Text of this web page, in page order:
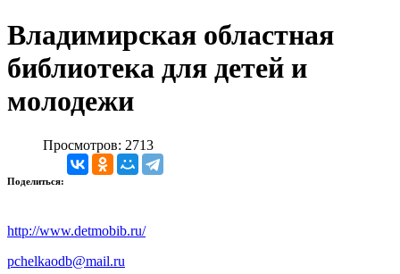
Владимирская областная
библиотека для детей и
молодежи
Просмотров: 2713
Поделиться:
http://www.detmobib.ru/
pchelkaodb@mail.ru